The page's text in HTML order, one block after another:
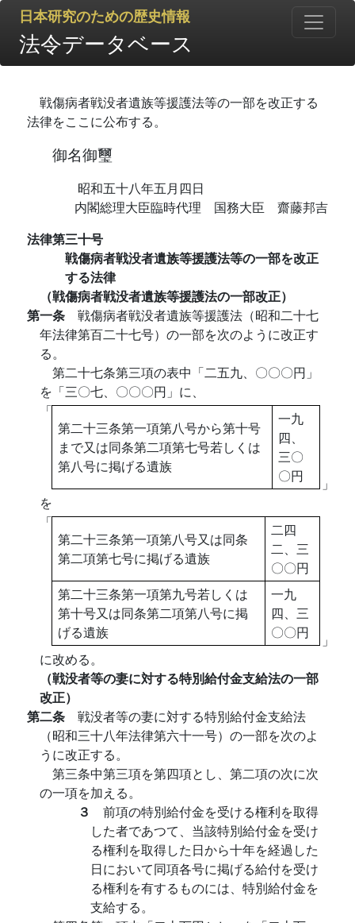
日本研究のための歴史情報
法令データベース
戦傷病者戦没者遺族等援護法等の一部を改正する
法律をここに公布する。
御名御璽
昭和五十八年五月四日
内閣総理大臣臨時代理 国務大臣 齋藤邦吉
法律第三十号
戦傷病者戦没者遺族等援護法等の一部を改正
する法律
（戦傷病者戦没者遺族等援護法の一部改正）
第一条 戦傷病者戦没者遺族等援護法（昭和二十七
年法律第百二十七号）の一部を次のように改正す
る。
第二十七条第三項の表中「二五九、〇〇〇円」
を「三〇七、〇〇〇円」に、
「
第二十三条第一項第八号から第十号
まで又は同条第二項第七号若しくは
第八号に掲げる遺族
一九
四、
三〇
〇円
」
を
「
第二十三条第一項第八号又は同条
第二項第七号に掲げる遺族
二四
二、三
〇〇円
第二十三条第一項第九号若しくは
第十号又は同条第二項第八号に掲
げる遺族
一九
四、三
〇〇円
」
に改める。
（戦没者等の妻に対する特別給付金支給法の一部
改正）
第二条 戦没者等の妻に対する特別給付金支給法
（昭和三十八年法律第六十一号）の一部を次のよ
うに改正する。
第三条中第三項を第四項とし、第二項の次に次
の一項を加える。
３ 前項の特別給付金を受ける権利を取得
した者であつて、当該特別給付金を受け
る権利を取得した日から十年を経過した
日において同項各号に掲げる給付を受け
る権利を有するものには、特別給付金を
支給する。